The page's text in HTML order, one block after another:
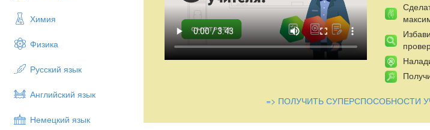
Химия
Физика
Русский язык
Английский язык
Немецкий язык
=> ПОЛУЧИТЬ СУПЕРСПОСОБНОСТИ